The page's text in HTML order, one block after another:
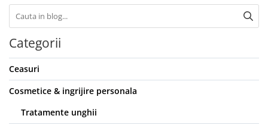
Categorii
Ceasuri
Cosmetice & ingrijire personala
Tratamente unghii